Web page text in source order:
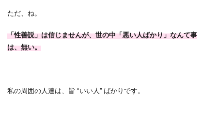
ただ、ね。
「性善説」は信じませんが、世の中「悪い人ばかり」なんて事
は、無い。
私の周囲の人達は、皆 “いい人” ばかりです。